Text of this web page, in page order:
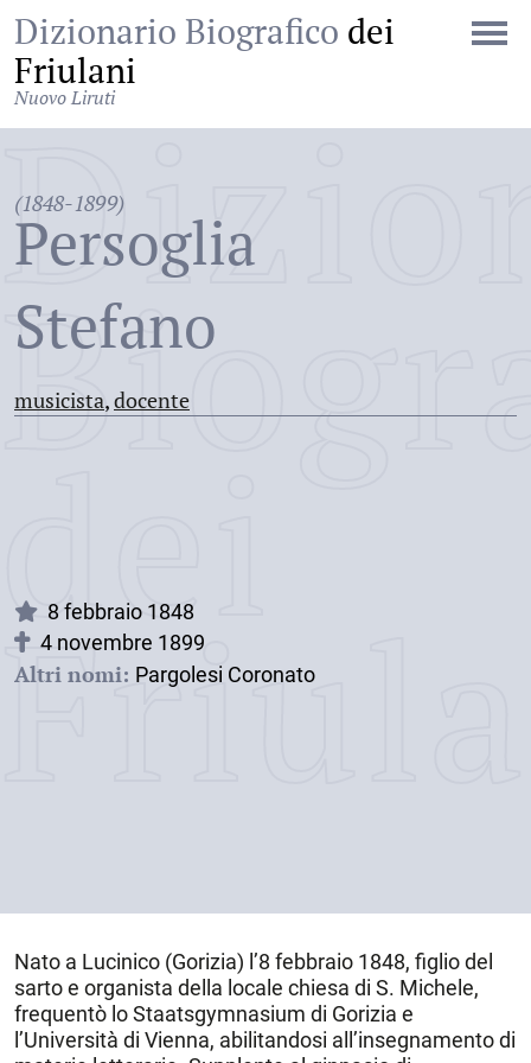
Dizionario Biografico dei
Friulani
Nuovo Liruti
(1848-1899)
Persoglia
Stefano
musicista,docente
dei
8 febbraio 1848
4 novembre 1899
Altri nomi: Pargolesi Coronato
Nato a Lucinico (Gorizia) l’8 febbraio 1848, figlio del
sarto e organista della locale chiesa di S. Michele,
frequentò lo Staatsgymnasium di Gorizia e
l’Università di Vienna, abilitandosi all’insegnamento di